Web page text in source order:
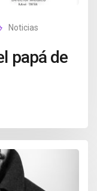
Noticias
papá de